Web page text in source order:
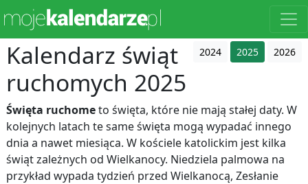
2024 2025 2026
Kalendarz świąt
ruchomych 2025
Święta ruchometo święta, które nie mają stałej daty. W
kolejnych latach te same święta mogą wypadać innego
dnia a nawet miesiąca. W kościele katolickim jest kilka
świąt zależnych od Wielkanocy. Niedziela palmowa na
przykład wypada tydzień przed Wielkanocą, Zesłanie